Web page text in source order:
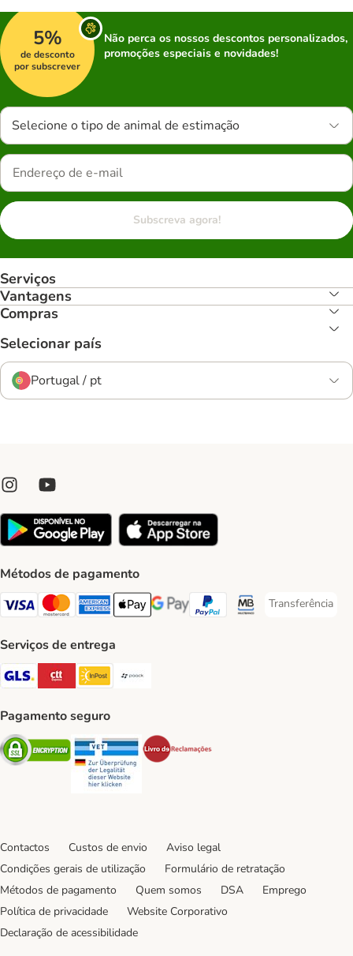
5%
de desconto
por subscrever
Não perca os nossos descontos personalizados,
promoções especiais e novidades!
Selecione o tipo de animal de estimação
Subscreva agora!
Serviços
Vantagens
Compras
Selecionar país
Portugal / pt
Métodos de pagamento
Visa Payment Method
Mastercard Payment Method
American Express Payment Method
Apple Pay Payment Method
Google Pay Payment Method
PayPal Payment Method
Multibanco Payment
Transferência
Transferência
Serviços de entrega
GLS Shipping Method
CTTExpress Shipping Method
InPost Shipping Method
Pagamento seguro
Security Security
Contactos Custos de envio
Aviso legal
Condições gerais de utilização
Formulário de retratação
Métodos de pagamento
Quem somos DSA
Emprego
Política de privacidade
Website Corporativo
Declaração de acessibilidade